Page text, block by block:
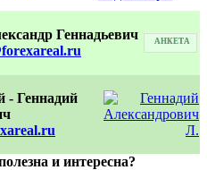
Геннадьевич
АНКЕТА
Геннадий
и интересна?